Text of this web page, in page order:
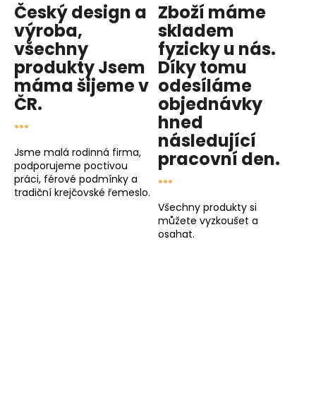
Český design a
výroba,
všechny
produktyJsem
mámašijeme v
ČR.
...
Jsme malá rodinná firma,
podporujeme poctivou
práci, férové podmínky a
tradiční krejčovské řemeslo.
Zboží máme
skladem
fyzicky u nás.
Díky tomu
odesíláme
objednávky
hned
následující
pracovní den.
...
Všechny produkty si
můžete vyzkoušet a
osahat.